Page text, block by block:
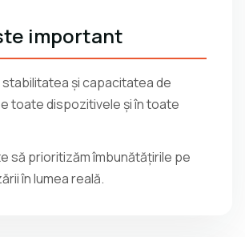
important
stabilitatea și capacitatea de
toate dispozitivele și în toate
să prioritizăm îmbunătățirile pe
în lumea reală.